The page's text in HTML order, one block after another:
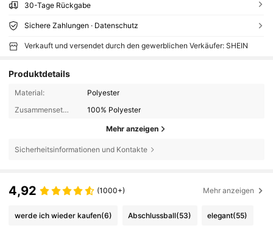
30-Tage Rückgabe
Sichere Zahlungen · Datenschutz
Verkauft und versendet durch den gewerblichen Verkäufer: SHEIN
Produktdetails
Material:
Polyester
Zusammensetzung:
100% Polyester
Mehr anzeigen
Sicherheitsinformationen und Kontakte
4,92 (1000+) Mehr anzeigen
werde ich wieder kaufen(6) Abschlussball(53) elegant(55)